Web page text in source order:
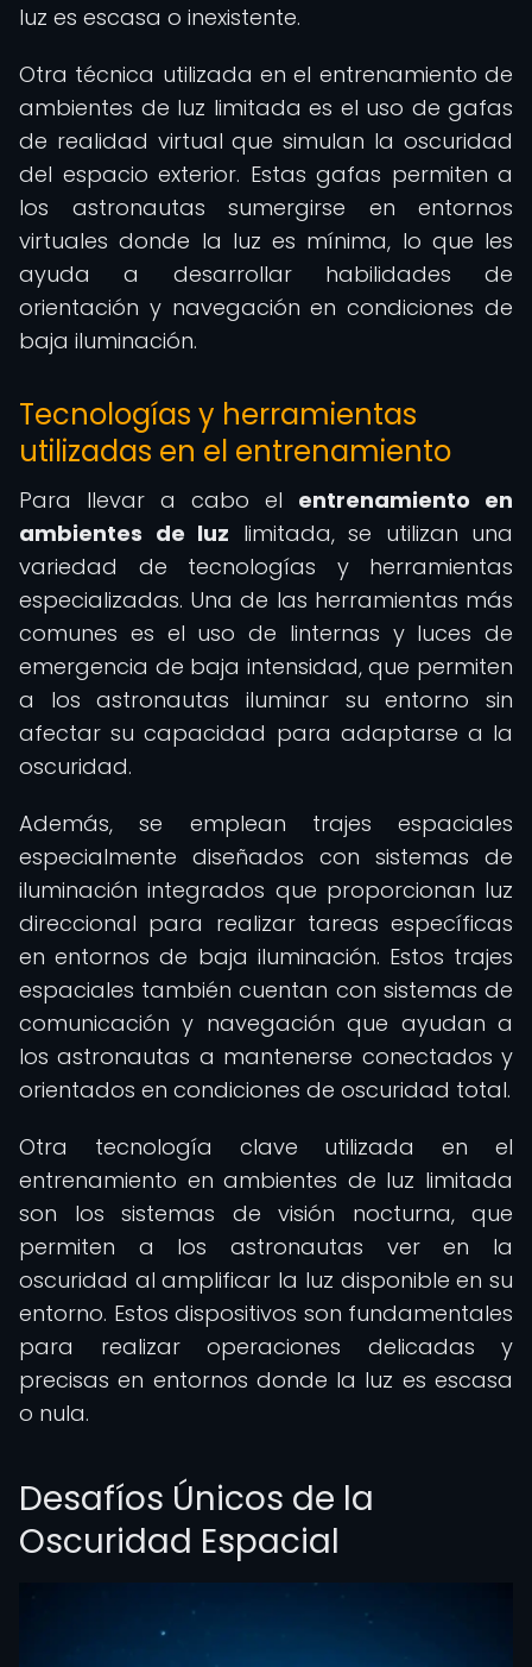
luz es escasa o inexistente.
Otra técnica utilizada en el entrenamiento de
ambientes de luz limitada es el uso de gafas
de realidad virtual que simulan la oscuridad
del espacio exterior. Estas gafas permiten a
los astronautas sumergirse en entornos
virtuales donde la luz es mínima, lo que les
ayuda a desarrollar habilidades de
orientación y navegación en condiciones de
baja iluminación.
Tecnologías y herramientas
utilizadas en el entrenamiento
Para llevar a cabo el entrenamiento en
ambientes de luz limitada, se utilizan una
variedad de tecnologías y herramientas
especializadas. Una de las herramientas más
comunes es el uso de linternas y luces de
emergencia de baja intensidad, que permiten
a los astronautas iluminar su entorno sin
afectar su capacidad para adaptarse a la
oscuridad.
Además, se emplean trajes espaciales
especialmente diseñados con sistemas de
iluminación integrados que proporcionan luz
direccional para realizar tareas específicas
en entornos de baja iluminación. Estos trajes
espaciales también cuentan con sistemas de
comunicación y navegación que ayudan a
los astronautas a mantenerse conectados y
orientados en condiciones de oscuridad total.
Otra tecnología clave utilizada en el
entrenamiento en ambientes de luz limitada
son los sistemas de visión nocturna, que
permiten a los astronautas ver en la
oscuridad al amplificar la luz disponible en su
entorno. Estos dispositivos son fundamentales
para realizar operaciones delicadas y
precisas en entornos donde la luz es escasa
o nula.
Desafíos Únicos de la
Oscuridad Espacial